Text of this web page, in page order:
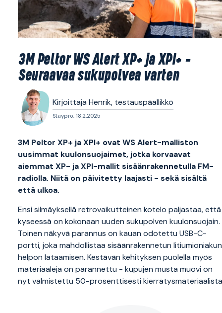
3M Peltor WS Alert XP+ ja XPI+ -
Seuraavaa sukupolvea varten
Kirjoittaja Henrik, testauspäällikkö
Staypro, 18.2.2025
3M Peltor XP+ ja XPI+ ovat WS Alert-malliston
uusimmat kuulonsuojaimet, jotka korvaavat
aiemmat XP- ja XPI-mallit sisäänrakennetulla FM-
radiolla. Niitä on päivitetty laajasti - sekä sisältä
että ulkoa.
Ensi silmäyksellä retrovaikutteinen kotelo paljastaa, että
kyseessä on kokonaan uuden sukupolven kuulonsuojain.
Toinen näkyvä parannus on kauan odotettu USB-C-
portti, joka mahdollistaa sisäänrakennetun litiumioniakun
helpon lataamisen. Kestävän kehityksen puolella myös
materiaaleja on parannettu - kupujen musta muovi on
nyt valmistettu 50-prosenttisesti